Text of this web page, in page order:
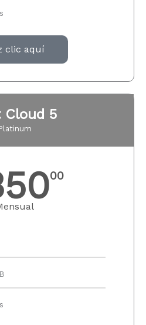
clic aquí
Cloud 5
00